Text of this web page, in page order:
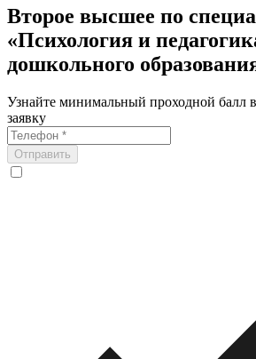
Второе высшее по
«Психология и
дошкольного
Узнайте минимальный проходной балл в
заявку
Отправить